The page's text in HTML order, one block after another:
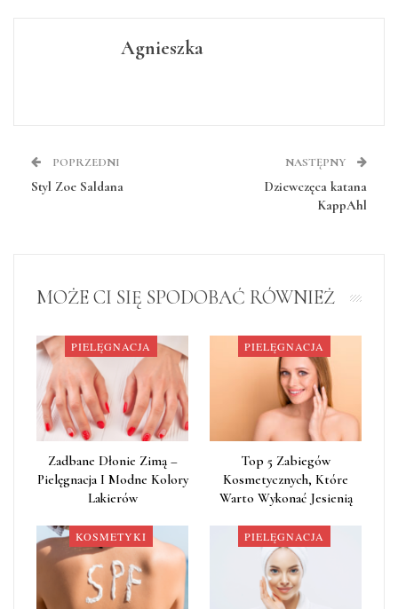
Agnieszka
POPRZEDNI
Styl Zoe Saldana
NASTĘPNY
Dziewczęca katana
KappAhl
MOŻE CI SIĘ SPODOBAĆ RÓWNIEŻ
PIELĘGNACJA
Zadbane Dłonie Zimą –
Pielęgnacja I Modne Kolory
Lakierów
PIELĘGNACJA
Top 5 Zabiegów
Kosmetycznych, Które
Warto Wykonać Jesienią
KOSMETYKI PIELĘGNACJA